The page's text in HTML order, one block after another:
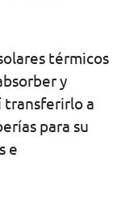
térmicos
y
transferirlo a
para su
e